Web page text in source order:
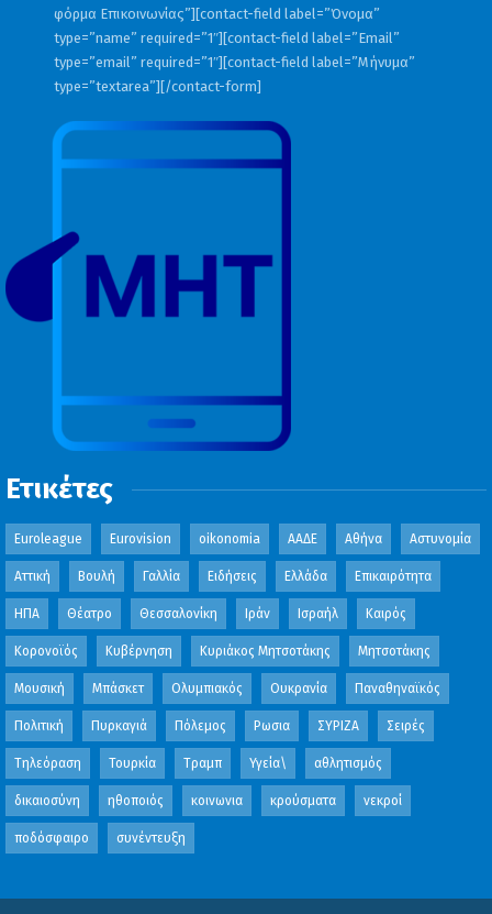
φόρμα Επικοινωνίας”][contact-field label=”Όνομα”
type=”name” required=”1″][contact-field label=”Email”
type=”email” required=”1″][contact-field label=”Μήνυμα”
type=”textarea”][/contact-form]
Ετικέτες
Euroleague Eurovision oikonomia ΑΑΔΕ Αθήνα Αστυνομία
Αττική Βουλή Γαλλία Ειδήσεις Ελλάδα Επικαιρότητα
ΗΠΑ Θέατρο Θεσσαλονίκη Ιράν Ισραήλ Καιρός
Κορονοϊός Κυβέρνηση Κυριάκος Μητσοτάκης Μητσοτάκης
Μουσική Μπάσκετ Ολυμπιακός Ουκρανία Παναθηναϊκός
Πολιτική Πυρκαγιά Πόλεμος Ρωσια ΣΥΡΙΖΑ Σειρές
Τηλεόραση Τουρκία Τραμπ Υγεία\ αθλητισμός
δικαιοσύνη ηθοποιός κοινωνια κρούσματα νεκροί
ποδόσφαιρο συνέντευξη